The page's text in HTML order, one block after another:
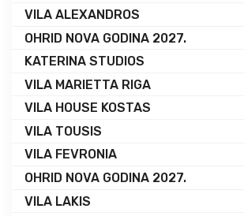
VILA ALEXANDROS
OHRID NOVA GODINA 2027.
KATERINA STUDIOS
VILA MARIETTA RIGA
VILA HOUSE KOSTAS
VILA TOUSIS
VILA FEVRONIA
OHRID NOVA GODINA 2027.
VILA LAKIS